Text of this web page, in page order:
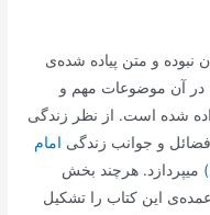
نبوده و متن پیاده شده‌ی
آن موضوعات مهم و
شده است. از نظر زندگی
و جوانب زندگی امام
میپردازد. هرچند بخش
این کتاب را تشکیل